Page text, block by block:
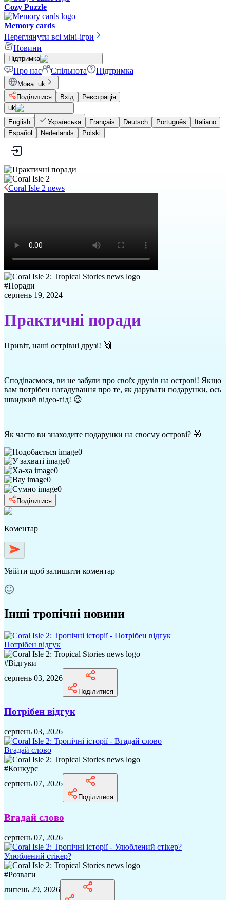
Cozy Puzzle
Memory cards
Переглянути всі міні-ігри
Новини
Підтримка
Про нас Спільнота Підтримка
Мова: uk
Поділитися
Вхід
Реєстрація
uk
English
Українська Français Deutsch Português
Italiano
Español
Nederlands Polski
Coral Isle 2 news
#Поради
серпень 19, 2024
Практичні поради
Привіт, наші острівні друзі! 🙌
Сподіваємося, ви не забули про своїх друзів на острові! Якщо
вам потрібен нагадування про те, як дарувати подарунки, ось
швидкий відео-гід! 😉
Як часто ви знаходите подарунки на своєму острові? 🎁
0
0
0
0
0
Поділитися
Коментар
Увійти щоб залишити коментар
Інші тропічні новини
Потрібен відгук
#Відгуки
серпень 03, 2026
Поділитися
Потрібен відгук
серпень 03, 2026
Вгадай слово
#Конкурс
серпень 07, 2026
Поділитися
Вгадай слово
серпень 07, 2026
Улюблений стікер?
#Розваги
липень 29, 2026